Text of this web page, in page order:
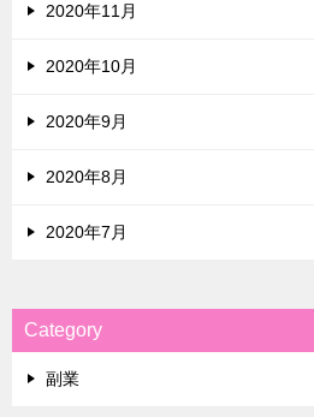
2020年11月
2020年10月
2020年9月
2020年8月
2020年7月
Category
副業